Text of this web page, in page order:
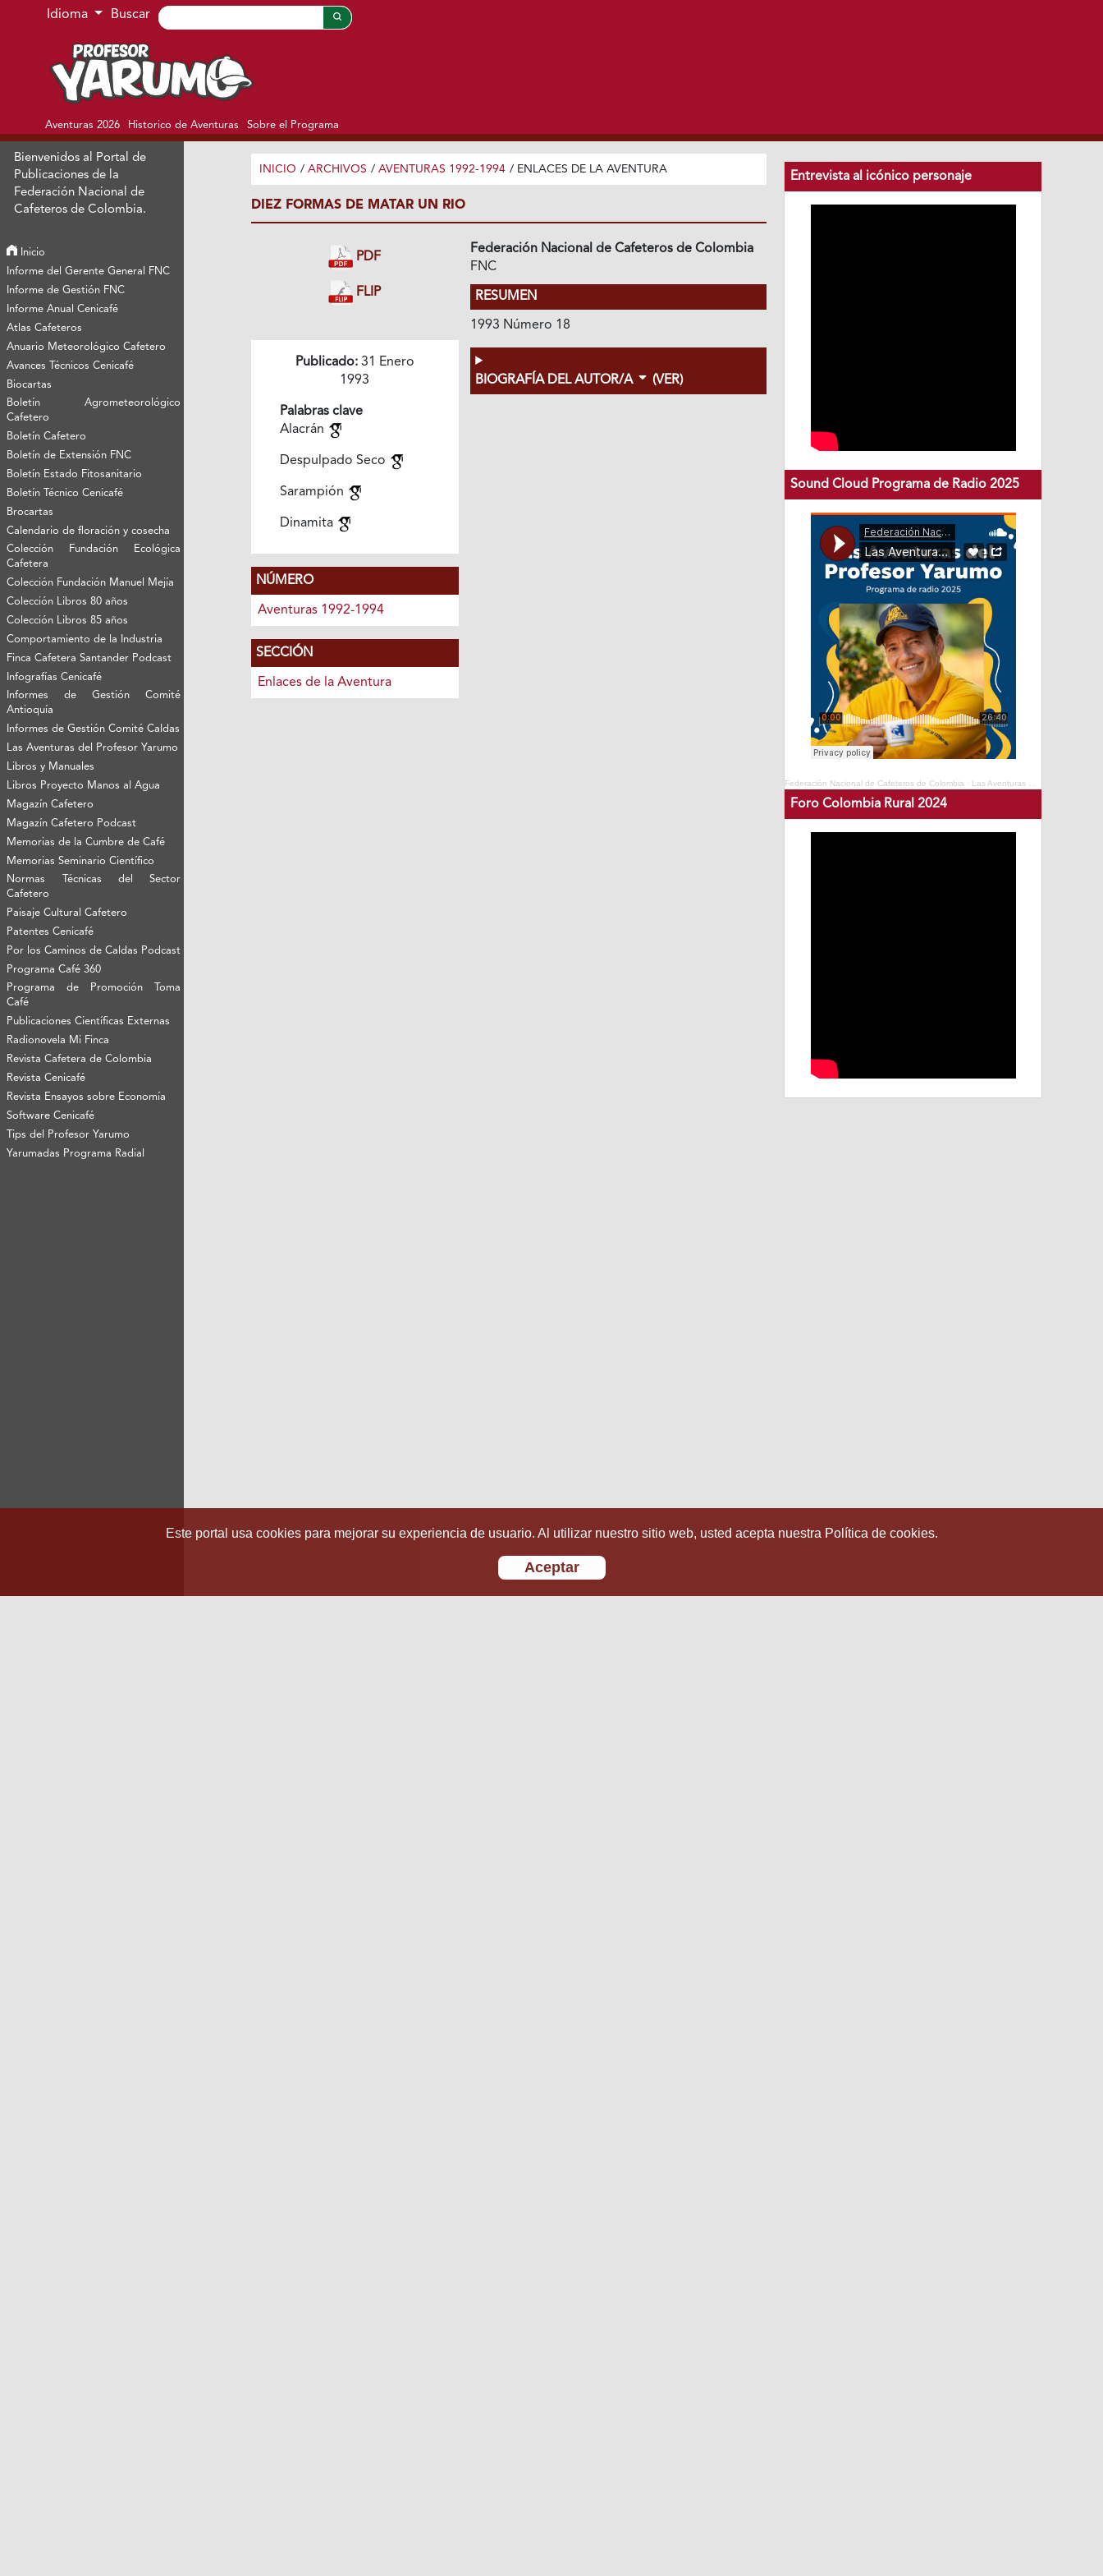
Ir al menú de navegación principal
Ir al contenido principal
Ir al pie de página del sitio
Idioma Buscar
Aventuras 2026 Historico de Aventuras Sobre el Programa
Bienvenidos al Portal de
Publicaciones de la
Federación Nacional de
Cafeteros de Colombia.
Inicio
Informe del Gerente General FNC
Informe de Gestión FNC
Informe Anual Cenicafé
Atlas Cafeteros
Anuario Meteorológico Cafetero
Avances Técnicos Cenicafé
Biocartas
Boletín Agrometeorológico
Cafetero
Boletín Cafetero
Boletín de Extensión FNC
Boletín Estado Fitosanitario
Boletín Técnico Cenicafé
Brocartas
Calendario de floración y cosecha
Colección Fundación Ecológica
Cafetera
Colección Fundación Manuel Mejía
Colección Libros 80 años
Colección Libros 85 años
Comportamiento de la Industria
Finca Cafetera Santander Podcast
Infografías Cenicafé
Informes de Gestión Comité
Antioquía
Informes de Gestión Comité Caldas
Las Aventuras del Profesor Yarumo
Libros y Manuales
Libros Proyecto Manos al Agua
Magazín Cafetero
Magazín Cafetero Podcast
Memorias de la Cumbre de Café
Memorias Seminario Científico
Normas Técnicas del Sector
Cafetero
Paisaje Cultural Cafetero
Patentes Cenicafé
Por los Caminos de Caldas Podcast
Programa Café 360
Programa de Promoción Toma
Café
Publicaciones Científicas Externas
Radionovela Mi Finca
Revista Cafetera de Colombia
Revista Cenicafé
Revista Ensayos sobre Economía
Software Cenicafé
Tips del Profesor Yarumo
Yarumadas Programa Radial
INICIO / ARCHIVOS / AVENTURAS 1992-1994 / ENLACES DE LA AVENTURA
DIEZ FORMAS DE MATAR UN RIO
PDF
FLIP
Publicado:31 Enero
1993
Palabras clave
Alacrán
Despulpado Seco
Sarampión
Dinamita
NÚMERO
Aventuras 1992-1994
SECCIÓN
Enlaces de la Aventura
Federación Nacional de Cafeteros de Colombia
FNC
RESUMEN
1993 Número 18
BIOGRAFÍA DEL AUTOR/A (VER)
Entrevista al icónico personaje
Sound Cloud Programa de Radio 2025
Federación Nacional de Cafeteros de Colombia · Las Aventuras del Profesor Yarumo - Cafés de Colombia Expo 2025
Foro Colombia Rural 2024
Este portal usa cookies para mejorar su experiencia de usuario. Al utilizar nuestro sitio web, usted acepta nuestra Política de cookies.
Aceptar